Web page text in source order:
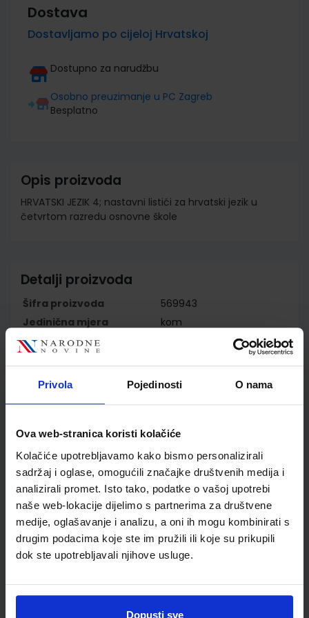
Privola Pojedinosti O nama
Ova web-stranica koristi kolačiće
Kolačiće upotrebljavamo kako bismo personalizirali
sadržaj i oglase, omogućili značajke društvenih medija i
analizirali promet. Isto tako, podatke o vašoj upotrebi
naše web-lokacije dijelimo s partnerima za društvene
medije, oglašavanje i analizu, a oni ih mogu kombinirati s
drugim podacima koje ste im pružili ili koje su prikupili
dok ste upotrebljavali njihove usluge.
Dopusti sve
Dostava
Dostavljamo po cijeloj Hrvatskoj
Dostupno za narudžbu
Osobno preuzimanje u PC Zagreb
Besplatno
Opis proizvoda
HRVATSKI JEZIK 4; nastavni listići za hrvatski jezik u
četvrtom razredu osnovne škole
Detalji proizvoda
Šifra proizvoda
569943
Jedinična mjera
kom
Nakladnik
PROFIL KLETT d.o.o.
Vesna Budinski Martina
Ivančić
Školski razred
Nastavni predmet
HRVATSKI JEZIK
Reg br min
7732-DOM2